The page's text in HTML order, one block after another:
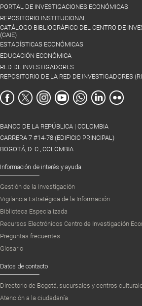
PORTAL DE INVESTIGACIONES ECONÓMICAS
REPOSITORIO INSTITUCIONAL
CATÁLOGO BIBLIOGRÁFICO DEL CENTRO DE
(CAIE)
ESTADÍSTICAS ECONÓMICAS
EDUCACIÓN ECONÓMICA
RED DE INVESTIGADORES
REPOSITORIO DE LA RED DE INVESTIGADORES
BANCO DE LA REPÚBLICA | COLOMBIA
CARRERA 7 #14-78 (EDIFICIO PRINCIPAL)
BOGOTÁ, D. C., COLOMBIA
Información de interés y ayuda
Gestión de la Investigación
Vigilancia Estratégica de la Información
Biblioteca Especializada
Recursos Electrónicos Centro de Investigación
Preguntas frecuentes
Glosario
Datos de contacto
Directorio de Bogotá, sucursales y centros
Atención a la ciudadanía